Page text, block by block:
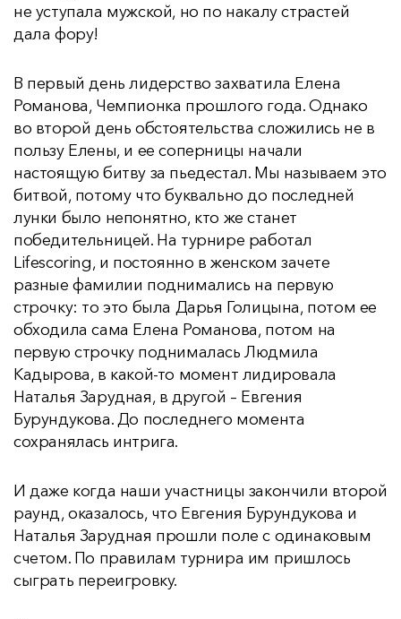
не уступала мужской, но по накалу страстей
дала фору!
В первый день лидерство захватила Елена
Романова, Чемпионка прошлого года. Однако
во второй день обстоятельства сложились не в
пользу Елены, и ее соперницы начали
настоящую битву за пьедестал. Мы называем это
битвой, потому что буквально до последней
лунки было непонятно, кто же станет
победительницей. На турнире работал
Lifescoring, и постоянно в женском зачете
разные фамилии поднимались на первую
строчку: то это была Дарья Голицына, потом ее
обходила сама Елена Романова, потом на
первую строчку поднималась Людмила
Кадырова, в какой-то момент лидировала
Наталья Зарудная, в другой – Евгения
Бурундукова. До последнего момента
сохранялась интрига.
И даже когда наши участницы закончили второй
раунд, оказалось, что Евгения Бурундукова и
Наталья Зарудная прошли поле с одинаковым
счетом. По правилам турнира им пришлось
сыграть переигровку.